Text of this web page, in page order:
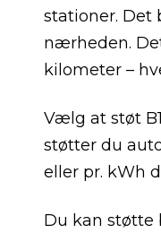
stationer. Det
nærheden.
kilometer –
Vælg at støt
støtter du
eller pr. kWh
Du kan støtte